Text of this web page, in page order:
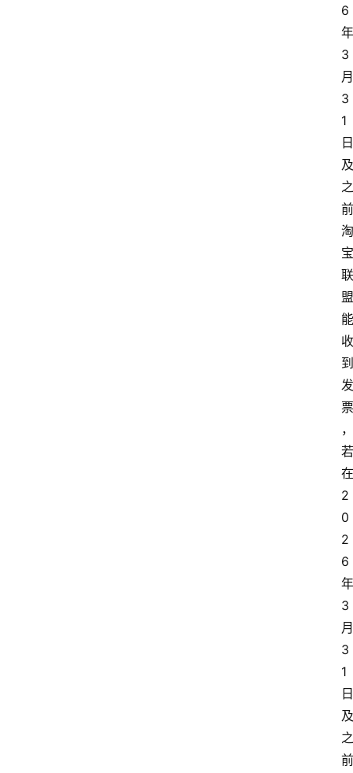
6
年
3
月
3
1
日
及
之
前
淘
宝
联
盟
能
收
到
发
票
，
若
在
2
0
2
6
年
3
月
3
1
日
及
之
前